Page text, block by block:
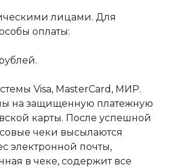
лицами. Для
оплаты:
Visa, MasterCard, МИР.
на защищенную платежную
карты. После успешной
чеки высылаются
электронной почты,
в чеке, содержит все